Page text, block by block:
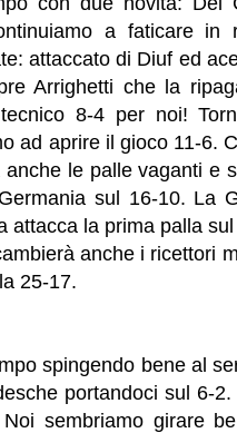
a faticare
attaccato di Diuf ed
Arrighetti che la
8-4 per noi!
ad aprire il gioco 11-6.
le palle vaganti e
sul 16-10. La
attacca la prima palla
anche i ricettori
25-17.
spingendo bene al
portandoci sul 6-
sembriamo girare